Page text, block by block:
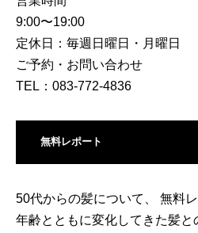
9:00〜19:00
定休日：毎週日曜日・月曜日
ご予約・お問い合わせ
TEL：083-772-4836
無料レポート
50代からの髪について、 無料
年齢とともに変化してきた髪